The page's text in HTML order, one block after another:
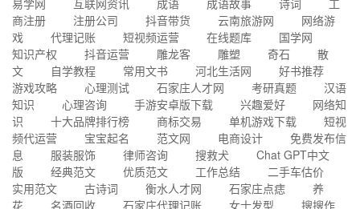
商注册
注册公司 抖音带货 云南旅游网
网络游
戏
代理记账 短视频运营 在线题库
国学网
知识产权
抖音运营 雕龙客 雕塑 奇石
散
文
自学教程 常用文书 河北生活网
好书推荐
游戏攻略
心理测试 石家庄人才网 考研真题
汉语
知识
心理咨询 手游安卓版下载 兴趣爱好
网络知
识
十大品牌排行榜 商标交易 单机游戏下载
短视
频代运营
宝宝起名 范文网 电商设计
免费发布信
息
服装服饰 律师咨询 搜救犬
Chat GPT中文
版
经典范文 优质范文 工作总结
二手车估价
实用范文
古诗词 衡水人才网 石家庄点痣
养
花
名酒回收 石家庄代理记账 女士发型
搜搜作